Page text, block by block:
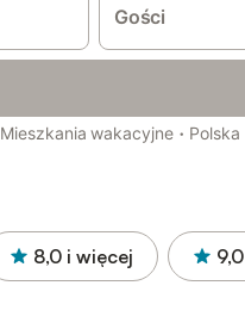
Gości
Mieszkania wakacyjne · Polska
8,0 i więcej 9,0